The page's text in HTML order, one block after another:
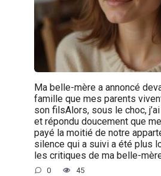
Ma belle-mère a annoncé
famille que mes parents
son filsAlors, sous le choc,
et répondu doucement que
payé la moitié de notre
silence qui a suivi a été plus
les critiques de ma belle-
0 45